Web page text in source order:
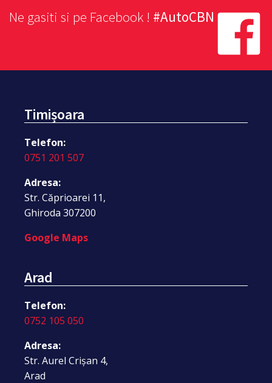
Ne gasiti si pe Facebook ! #AutoCBN
Timișoara
Telefon:
0751 201 507
Adresa:
Str. Căprioarei 11,
Ghiroda 307200
Google Maps
Arad
Telefon:
0752 105 050
Adresa:
Str. Aurel Crișan 4,
Arad